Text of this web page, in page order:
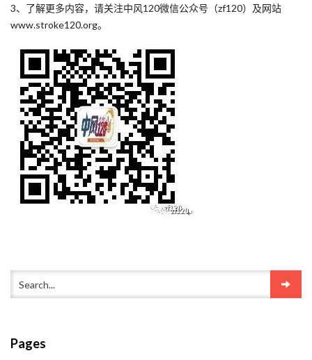
3、了解更多内容，请关注中风120微信公众号（zf120）及网站
www.stroke120.org。
Pages